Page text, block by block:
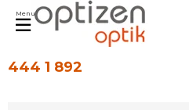
444 1 892
Menu